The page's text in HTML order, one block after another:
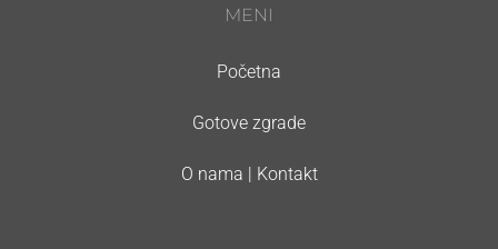
MENI
Početna
Gotove zgrade
O nama | Kontakt